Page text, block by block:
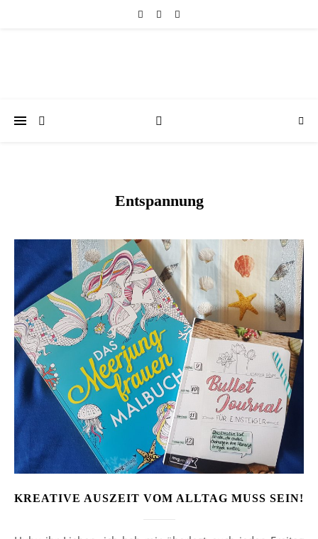
Entspannung
KREATIVE AUSZEIT VOM ALLTAG MUSS SEIN!